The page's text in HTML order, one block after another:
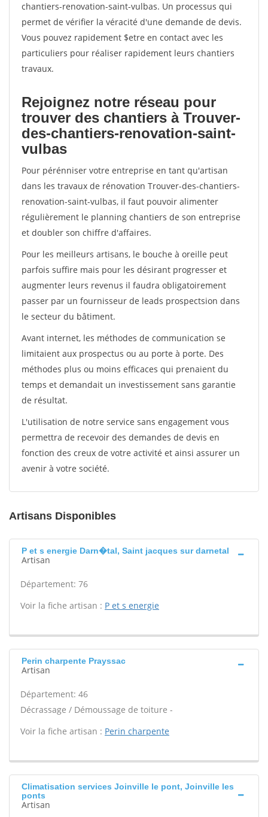
chantiers-renovation-saint-vulbas. Un processus qui
permet de vérifier la véracité d'une demande de devis.
Vous pouvez rapidement $etre en contact avec les
particuliers pour réaliser rapidement leurs chantiers
travaux.
Rejoignez notre réseau pour
trouver des chantiers à Trouver-
des-chantiers-renovation-saint-
vulbas
Pour pérénniser votre entreprise en tant qu'artisan
dans les travaux de rénovation Trouver-des-chantiers-
renovation-saint-vulbas, il faut pouvoir alimenter
régulièrement le planning chantiers de son entreprise
et doubler son chiffre d'affaires.
Pour les meilleurs artisans, le bouche à oreille peut
parfois suffire mais pour les désirant progresser et
augmenter leurs revenus il faudra obligatoirement
passer par un fournisseur de leads prospectsion dans
le secteur du bâtiment.
Avant internet, les méthodes de communication se
limitaient aux prospectus ou au porte à porte. Des
méthodes plus ou moins efficaces qui prenaient du
temps et demandait un investissement sans garantie
de résultat.
L'utilisation de notre service sans engagement vous
permettra de recevoir des demandes de devis en
fonction des creux de votre activité et ainsi assurer un
avenir à votre société.
Artisans Disponibles
P et s energie Darn�tal, Saint jacques sur darnetal
Artisan
Département: 76
Voir la fiche artisan : P et s energie
Perin charpente Prayssac
Artisan
Département: 46
Décrassage / Démoussage de toiture -
Voir la fiche artisan : Perin charpente
Climatisation services Joinville le pont, Joinville les
ponts
Artisan